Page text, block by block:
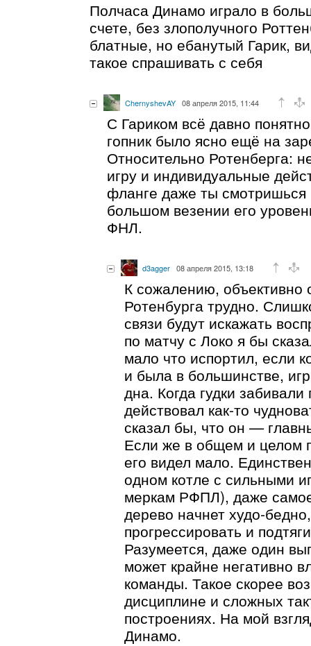
Полчаса Динамо играло в
счете, без злополучного
блатные, но ебанутый Гарик,
такое спрашивать с себя
ChernyshevAY 08 апреля 2015, 11:44
С Гариком всё давно
гопник было ясно ещё на
Относительно Ротенберга:
игру и индивидуальные
фланге даже ты
большом везении его
ФНЛ.
d3agger 08 апреля 2015, 13:18
К сожалению, объективно
Ротенбурга трудно.
связи будут искажать
по матчу с Локо я бы
мало что испортил, если
и была в большинстве,
дна. Когда гудки
действовал как-то
сказал бы, что он —
Если же в общем и целом
его видел мало.
одном котле с сильными
меркам РФПЛ), даже
дерево начнет худо-
прогрессировать и
Разумеется, даже один
может крайне негативно
команды. Такое скорее
дисциплине и сложных
построениях. На мой
Динамо.